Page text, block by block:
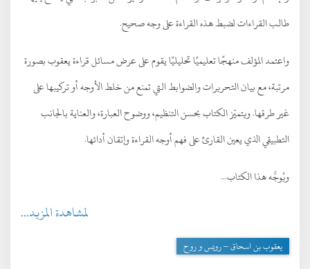
طالب القراءات لضبط هذه القراءة على وجه صحيح.
واعتمد المؤلف منهجًا تعليميًا تحليليًا يقوم على عرض مسائل قراءة يعقوب بصورة
مرتبة، مع بيان التحريرات والضوابط التي تمنع من خلط الأوجه أو تركيبها على
غير طرقها. ويتميّز الكتاب بحسن التنظيم، ووضوح العبارة، والعناية بالجانب
التطبيقي الذي يعين القارئ على فهم أوجه القراءة وإتقان أدائها.
ويُوجَّه هذا الكتاب...
لمشاهدة المزيد...
يعقوب بن اسحاق – رويس و روح